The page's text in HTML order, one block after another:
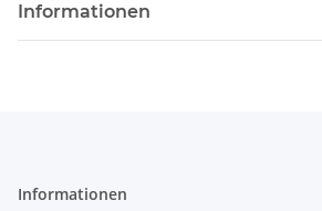
Informationen
Informationen